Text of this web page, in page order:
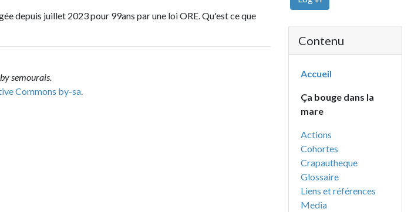
2023 pour 99ans par une loi ORE.Qu'est ce que
.
by-sa.
Contenu
Ça bouge dans la
Crapautheque
Liens et références